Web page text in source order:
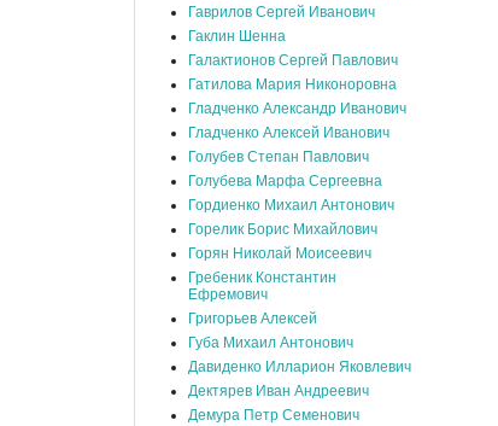
Гаврилов Сергей Иванович
Гаклин Шенна
Галактионов Сергей Павлович
Гатилова Мария Никоноровна
Гладченко Александр Иванович
Гладченко Алексей Иванович
Голубев Степан Павлович
Голубева Марфа Сергеевна
Гордиенко Михаил Антонович
Горелик Борис Михайлович
Горян Николай Моисеевич
Гребеник Константин
Ефремович
Григорьев Алексей
Губа Михаил Антонович
Давиденко Илларион Яковлевич
Дектярев Иван Андреевич
Демура Петр Семенович